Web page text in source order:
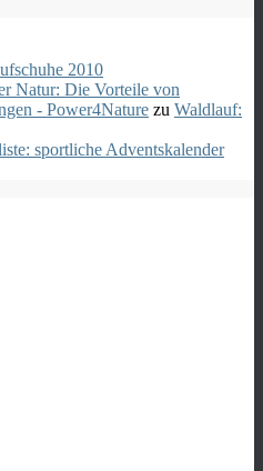
2010
Natur: Die Vorteile von
- Power4Nature zu Waldlauf:
sportliche Adventskalender